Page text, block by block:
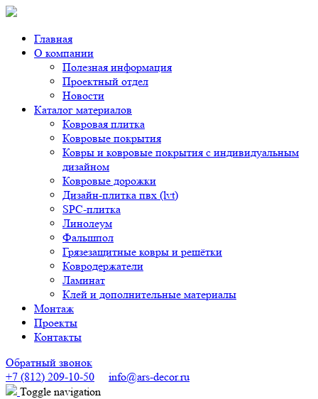
Главная
О компании
Полезная информация
Проектный отдел
Новости
Каталог материалов
Ковровая плитка
Ковровые покрытия
Ковры и ковровые покрытия с индивидуальным
дизайном
Ковровые дорожки
Дизайн-плитка пвх (lvt)
SPC-плитка
Линолеум
Фальшпол
Грязезащитные ковры и решётки
Ковродержатели
Ламинат
Клей и дополнительные материалы
Монтаж
Проекты
Контакты
Обратный звонок
+7 (812) 209-10-50
info@ars-decor.ru
Toggle navigation